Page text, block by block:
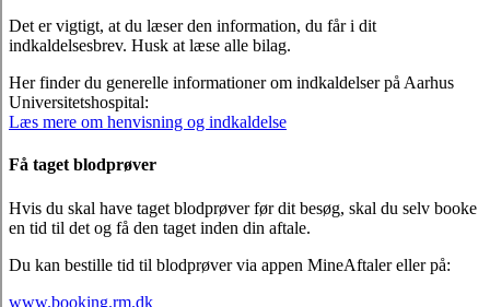
Det er vigtigt, at du læser den information, du får i dit
indkaldelsesbrev. Husk at læse alle bilag.
Her finder du generelle informationer om indkaldelser på Aarhus
Universitetshospital:
Læs mere om henvisning og indkaldelse
Få taget blodprøver
Hvis du skal have taget blodprøver før dit besøg, skal du selv booke
en tid til det og få den taget inden din aftale.
Du kan bestille tid til blodprøver via appen MineAftaler eller på:
www.booking.rm.dk